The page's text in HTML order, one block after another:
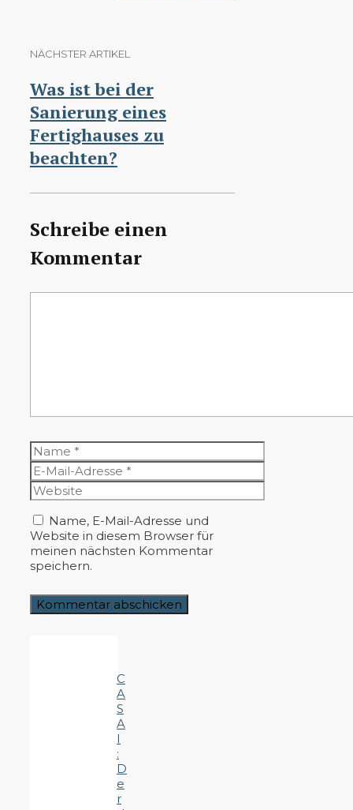
NÄCHSTER ARTIKEL
Was ist bei der
Sanierung eines
Fertighauses zu
beachten?
Schreibe einen
Kommentar
Name
E-
Mail-
Adresse
Website
Name, E-Mail-Adresse und
Website in diesem Browser für
meinen nächsten Kommentar
speichern.
C
A
S
A
I
:
D
e
r